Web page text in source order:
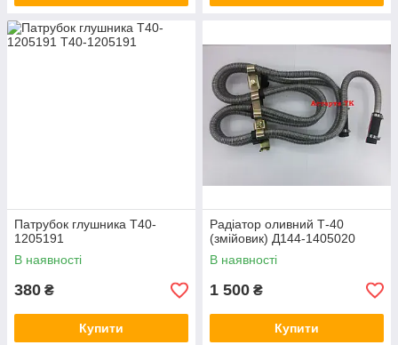
Патрубок глушника Т40-
1205191
В наявності
380 ₴
Купити
Радіатор оливний Т-40
(змійовик) Д144-1405020
В наявності
1 500 ₴
Купити